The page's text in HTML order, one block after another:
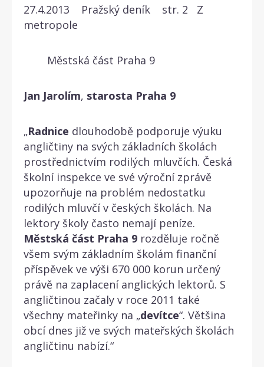
27.4.2013 Pražský deník str. 2 Z
metropole
Městská část Praha 9
Jan Jarolím, starosta Praha 9
„Radnice dlouhodobě podporuje výuku
angličtiny na svých základních školách
prostřednictvím rodilých mluvčích. Česká
školní inspekce ve své výroční zprávě
upozorňuje na problém nedostatku
rodilých mluvčí v českých školách. Na
lektory školy často nemají peníze.
Městská část Praha 9 rozděluje ročně
všem svým základním školám finanční
příspěvek ve výši 670 000 korun určený
právě na zaplacení anglických lektorů. S
angličtinou začaly v roce 2011 také
všechny mateřinky na „devítce“. Většina
obcí dnes již ve svých mateřských školách
angličtinu nabízí.“